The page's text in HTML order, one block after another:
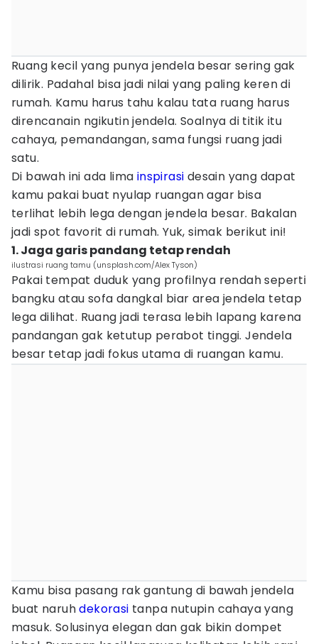
Ruang kecil yang punya jendela besar sering gak
dilirik. Padahal bisa jadi nilai yang paling keren di
rumah. Kamu harus tahu kalau tata ruang harus
direncanain ngikutin jendela. Soalnya di titik itu
cahaya, pemandangan, sama fungsi ruang jadi
satu.
Di bawah ini ada lima inspirasi desain yang dapat
kamu pakai buat nyulap ruangan agar bisa
terlihat lebih lega dengan jendela besar. Bakalan
jadi spot favorit di rumah. Yuk, simak berikut ini!
1. Jaga garis pandang tetap rendah
ilustrasi ruang tamu (unsplash.com/Alex Tyson)
Pakai tempat duduk yang profilnya rendah seperti
bangku atau sofa dangkal biar area jendela tetap
lega dilihat. Ruang jadi terasa lebih lapang karena
pandangan gak ketutup perabot tinggi. Jendela
besar tetap jadi fokus utama di ruangan kamu.
Kamu bisa pasang rak gantung di bawah jendela
buat naruhdekorasi tanpa nutupin cahaya yang
masuk. Solusinya elegan dan gak bikin dompet